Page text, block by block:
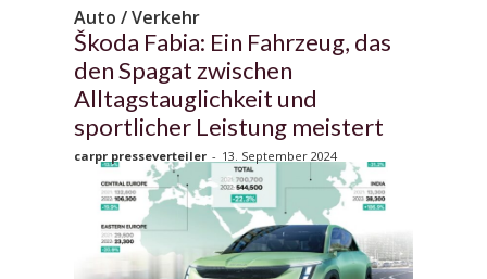
Auto / Verkehr
Škoda Fabia: Ein Fahrzeug, das
den Spagat zwischen
Alltagstauglichkeit und
sportlicher Leistung meistert
carpr presseverteiler - 13. September 2024